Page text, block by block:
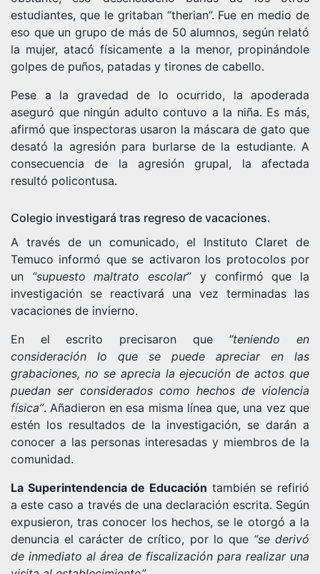
estudiantes, que le gritaban “therian”. Fue en medio de
eso que un grupo de más de 50 alumnos, según relató
la mujer, atacó físicamente a la menor, propinándole
golpes de puños, patadas y tirones de cabello.
Pese a la gravedad de lo ocurrido, la apoderada
aseguró que ningún adulto contuvo a la niña. Es más,
afirmó que inspectoras usaron la máscara de gato que
desató la agresión para burlarse de la estudiante. A
consecuencia de la agresión grupal, la afectada
resultó policontusa.
Colegio investigará tras regreso de vacaciones.
A través de un comunicado, el Instituto Claret de
Temuco informó que se activaron los protocolos por
un “supuesto maltrato escolar” y confirmó que la
investigación se reactivará una vez terminadas las
vacaciones de invierno.
En el escrito precisaron que “teniendo en
consideración lo que se puede apreciar en las
grabaciones, no se aprecia la ejecución de actos que
puedan ser considerados como hechos de violencia
física”. Añadieron en esa misma línea que, una vez que
estén los resultados de la investigación, se darán a
conocer a las personas interesadas y miembros de la
comunidad.
La Superintendencia de Educación también se refirió
a este caso a través de una declaración escrita. Según
expusieron, tras conocer los hechos, se le otorgó a la
denuncia el carácter de crítico, por lo que“se derivó
de inmediato al área de fiscalización para realizar una